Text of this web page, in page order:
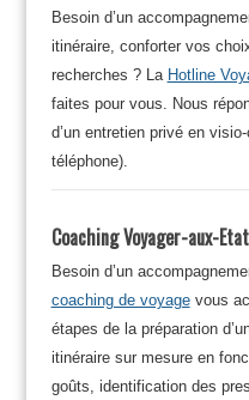
Besoin d’un
itinéraire, conforter vos
recherches ? La Hotline
faites pour vous. Nous
d’un entretien privé en
téléphone).
Coaching Voyager-aux-
Besoin d’un
coaching de voyagevous
étapes de la préparation
itinéraire sur mesure en
goûts, identification des